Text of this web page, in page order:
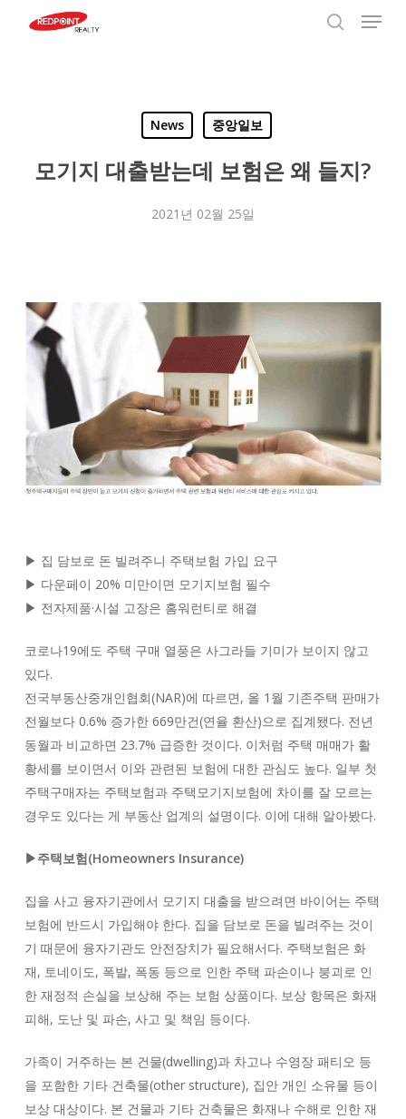
Menu
News 중앙일보
모기지 대출받는데 보험은 왜 들지?
2021년 02월 25일
▶ 집 담보로 돈 빌려주니 주택보험 가입 요구
▶ 다운페이 20% 미만이면 모기지보험 필수
▶ 전자제품·시설 고장은 홈워런티로 해결
코로나19에도 주택 구매 열풍은 사그라들 기미가 보이지 않고
있다.
전국부동산중개인협회(NAR)에 따르면, 올 1월 기존주택 판매가
전월보다 0.6% 증가한 669만건(연율 환산)으로 집계됐다. 전년
동월과 비교하면 23.7% 급증한 것이다. 이처럼 주택 매매가 활
황세를 보이면서 이와 관련된 보험에 대한 관심도 높다. 일부 첫
주택구매자는 주택보험과 주택모기지보험에 차이를 잘 모르는
경우도 있다는 게 부동산 업계의 설명이다. 이에 대해 알아봤다.
▶주택보험(Homeowners Insurance)
집을 사고 융자기관에서 모기지 대출을 받으려면 바이어는 주택
보험에 반드시 가입해야 한다. 집을 담보로 돈을 빌려주는 것이
기 때문에 융자기관도 안전장치가 필요해서다. 주택보험은 화
재, 토네이도, 폭발, 폭동 등으로 인한 주택 파손이나 붕괴로 인
한 재정적 손실을 보상해 주는 보험 상품이다. 보상 항목은 화재
피해, 도난 및 파손, 사고 및 책임 등이다.
가족이 거주하는 본 건물(dwelling)과 차고나 수영장 패티오 등
을 포함한 기타 건축물(other structure), 집안 개인 소유물 등이
보상 대상이다. 본 건물과 기타 건축물은 화재나 수해로 인한 재